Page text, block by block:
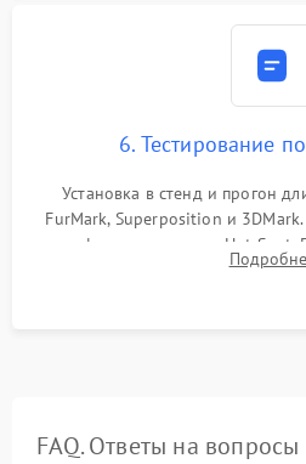
6. Тестирование
Установка в стенд и прогон
FurMark, Superposition и
графического чипа и Hot Spot.
артефактов изображения,
FAQ. Ответы на вопросы